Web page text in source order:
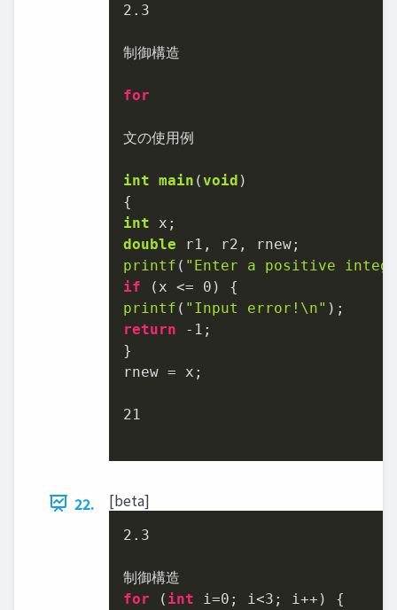
2.3
制御構造
for
文の使用例
int main (void )
int
double
printf ( "Enter a positive
if (x <= 0
printf ( "Input error!\n"
return
-1 ;
}
rnew = x;
21
22. [beta]
2.3
for ( int i=0 ; i<3 ; i++) {